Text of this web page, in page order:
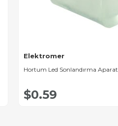
Elektromer
Hortum Led Sonlandırma Aparat
$0.59